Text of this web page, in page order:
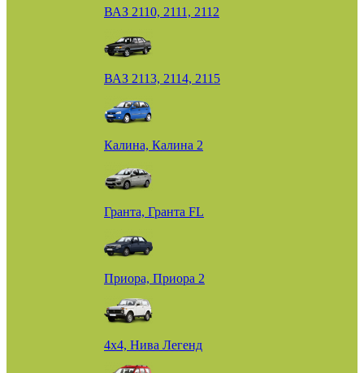
ВАЗ 2110, 2111, 2112
ВАЗ 2113, 2114, 2115
Калина, Калина 2
Гранта, Гранта FL
Приора, Приора 2
4х4, Нива Легенд